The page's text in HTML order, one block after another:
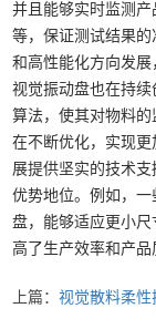
并且能够实时监测
等，保证测试结果的
和高性能化方向发
视觉振动盘也在持
算法，使其对物料
在不断优化，实现
展提供坚实的技术
优势地位。例如，
盘，能够适应更小
高了生产效率和产品
上篇：视觉散料柔